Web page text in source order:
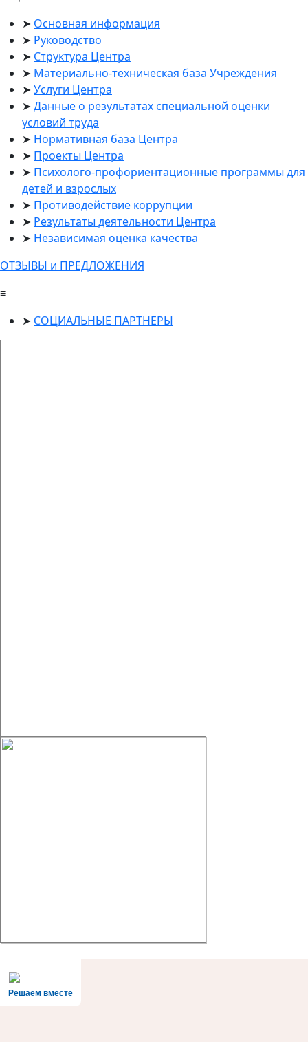
Основная информация
Руководство
Структура Центра
Материально-техническая база Учреждения
Услуги Центра
Данные о результатах специальной оценки
условий труда
Нормативная база Центра
Проекты Центра
Психолого-профориентационные программы для
детей и взрослых
Противодействие коррупции
Результаты деятельности Центра
Независимая оценка качества
ОТЗЫВЫ и ПРЕДЛОЖЕНИЯ
≡
СОЦИАЛЬНЫЕ ПАРТНЕРЫ
Решаем вместе